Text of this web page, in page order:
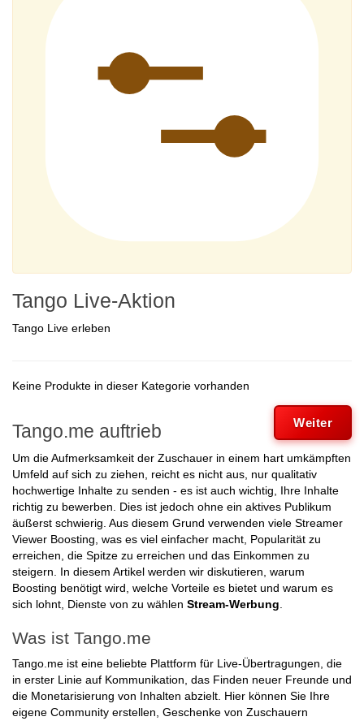
Tango Live-Aktion
Tango Live erleben
Keine Produkte in dieser Kategorie vorhanden
Weiter
Tango.me auftrieb
Um die Aufmerksamkeit der Zuschauer in einem hart umkämpften
Umfeld auf sich zu ziehen, reicht es nicht aus, nur qualitativ
hochwertige Inhalte zu senden - es ist auch wichtig, Ihre Inhalte
richtig zu bewerben. Dies ist jedoch ohne ein aktives Publikum
äußerst schwierig. Aus diesem Grund verwenden viele Streamer
Viewer Boosting, was es viel einfacher macht, Popularität zu
erreichen, die Spitze zu erreichen und das Einkommen zu
steigern. In diesem Artikel werden wir diskutieren, warum
Boosting benötigt wird, welche Vorteile es bietet und warum es
sich lohnt, Dienste von zu wählen Stream-Werbung
Was ist Tango.me
Tango.me ist eine beliebte Plattform für Live-Übertragungen, die
in erster Linie auf Kommunikation, das Finden neuer Freunde und
die Monetarisierung von Inhalten abzielt. Hier können Sie Ihre
eigene Community erstellen, Geschenke von Zuschauern